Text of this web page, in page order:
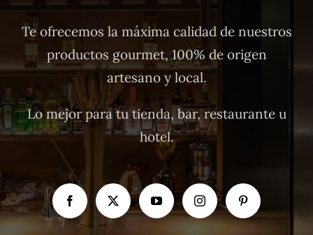
Te ofrecemos la máxima calidad de nuestros
productos gourmet, 100% de origen
artesano y local.
Lo mejor para tu tienda, bar, restaurante u
hotel.